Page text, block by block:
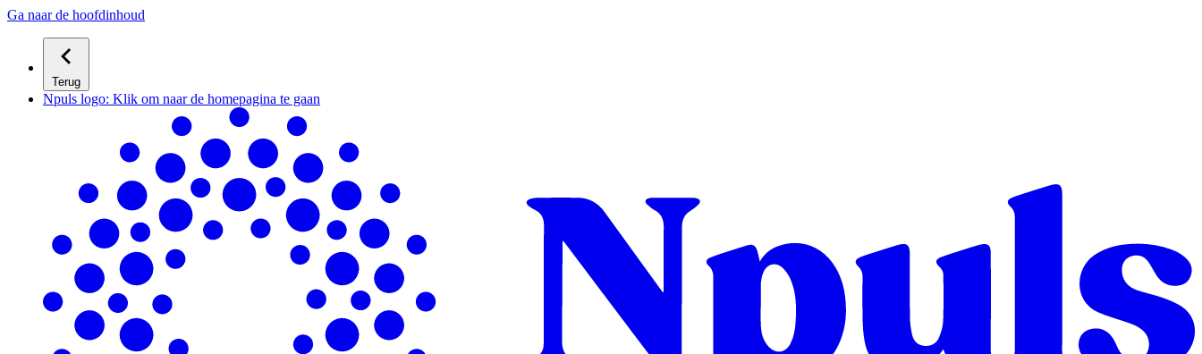
Ga naar de hoofdinhoud
Terug
Npuls logo: Klik om naar de homepagina te gaan